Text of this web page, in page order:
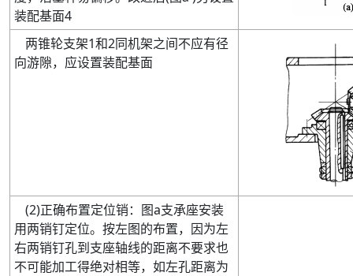
装配基面4
两锥轮支架1和2同机架之间不应有径
向游隙，应设置装配基面
(2)正确布置定位销：图a支承座安装
用两销钉定位。按左图的布置，因为左
右两销钉孔到支座轴线的距离不要求也
不可能加工得绝对相等，如左孔距离为